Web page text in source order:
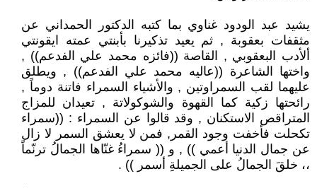
يشيد عبد الودود غناوي بما كتبه الدكتور الحمداني عن
مثقفات بعقوبة , ثم يعيد تذكيرنا بأبنتي عمته ايقونتي
ألأدب البعقوبي , القاصة ((فائزه محمد علي الفدعم)) ,
واختها الشاعرة ((عاليه محمد علي الفدعم)) , ويطلق
عليهما لقب السمراوتين , والأشياء السمراء فاتنة دوماً ,
رائحتها زكية كما القهوة والشوكولاتة , تعيدان للمزاج
المتراقص الاستكنان , وقد قالوا عن السمراء : ((سمراء
تكحلت فأخفت وجود القمر, فمن لا يعشق السمر لا زال
عن جمال الدنيا أعمي )) , و (( سمراءُ غنّاها الجمالُ ترنّماً
،، خلقَ الجمالُ على الجميلةِ أسمر )) .